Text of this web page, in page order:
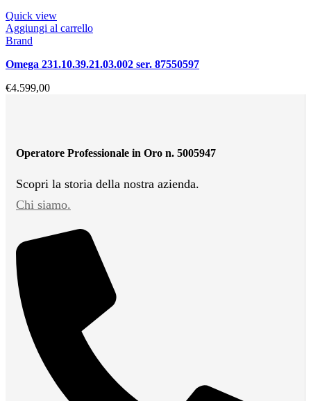
Quick view
Aggiungi al carrello
Brand
omega 231.10.39.21.03.002 ser. 87550597
€4.599,00
Operatore Professionale in Oro n. 5005947
Scopri la storia della nostra azienda.
Chi siamo.